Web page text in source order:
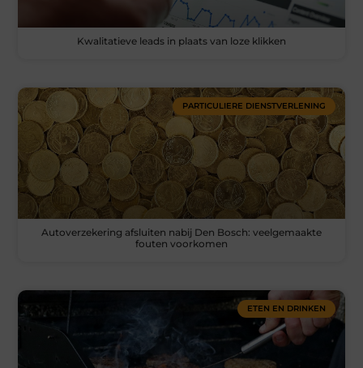
Kwalitatieve leads in plaats van loze klikken
PARTICULIERE DIENSTVERLENING
Autoverzekering afsluiten nabij Den Bosch: veelgemaakte
fouten voorkomen
ETEN EN DRINKEN